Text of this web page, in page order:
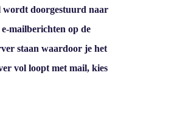
wordt doorgestuurd naar
mailberichten op de
staan waardoor je het
vol loopt met mail, kies